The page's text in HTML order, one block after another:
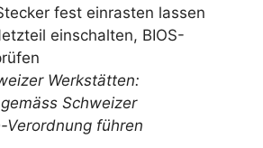
fest einrasten lassen
einschalten, BIOS-
Werkstätten:
Schweizer
Verordnung führen